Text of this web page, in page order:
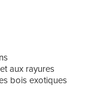
aux rayures
bois exotiques